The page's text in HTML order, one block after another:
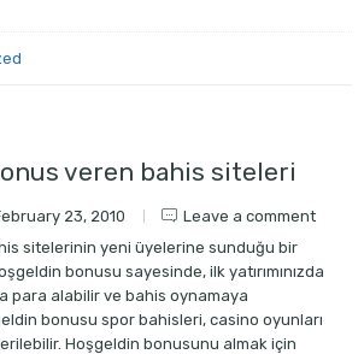
veren bahis siteleri
23, 2010
Leave a comment
sitelerinin yeni üyelerine sunduğu bir
bonusu sayesinde, ilk yatırımınızda
para alabilir ve bahis oynamaya
bonusu spor bahisleri, casino oyunları
Hoşgeldin bonusunu almak için